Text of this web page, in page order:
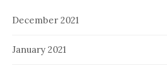
December 2021
January 2021